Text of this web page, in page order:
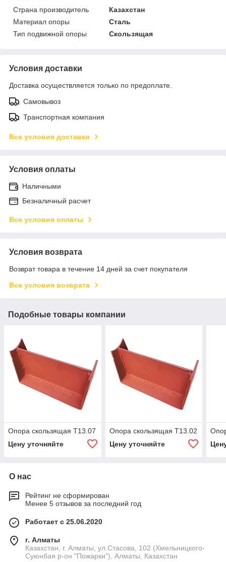
Страна производитель
Казахстан
Материал опоры
Сталь
Тип подвижной опоры
Скользящая
Условия доставки
Доставка осуществляется только по предоплате.
Самовывоз
Транспортная компания
Все условия доставки
Условия оплаты
Наличными
Безналичный расчет
Все условия оплаты
Условия возврата
Возврат товара в течение 14 дней за счет покупателя
Все условия возврата
Подобные товары компании
Опора скользящая Т13.07
Цену уточняйте
Опора скользящая Т13.02
Цену уточняйте
О нас
Рейтинг не сформирован
Менее 5 отзывов за последний год
Работает с 25.06.2020
г. Алматы
Казахстан, г. Алматы, ул.Стасова, 102 (Хмельницкого-
Суюнбая р-он "Пожарки"), Алматы, Казахстан